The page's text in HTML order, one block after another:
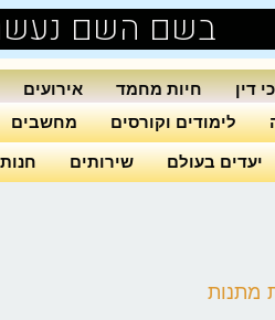
בשם השם
דין חיות מחמד אירועים
לימודים וקורסים מחשבים
יעדים בעולם שירותים חנות